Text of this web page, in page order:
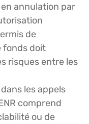
annulation par
de
fonds doit
risques entre les
les appels
comprend
ou de